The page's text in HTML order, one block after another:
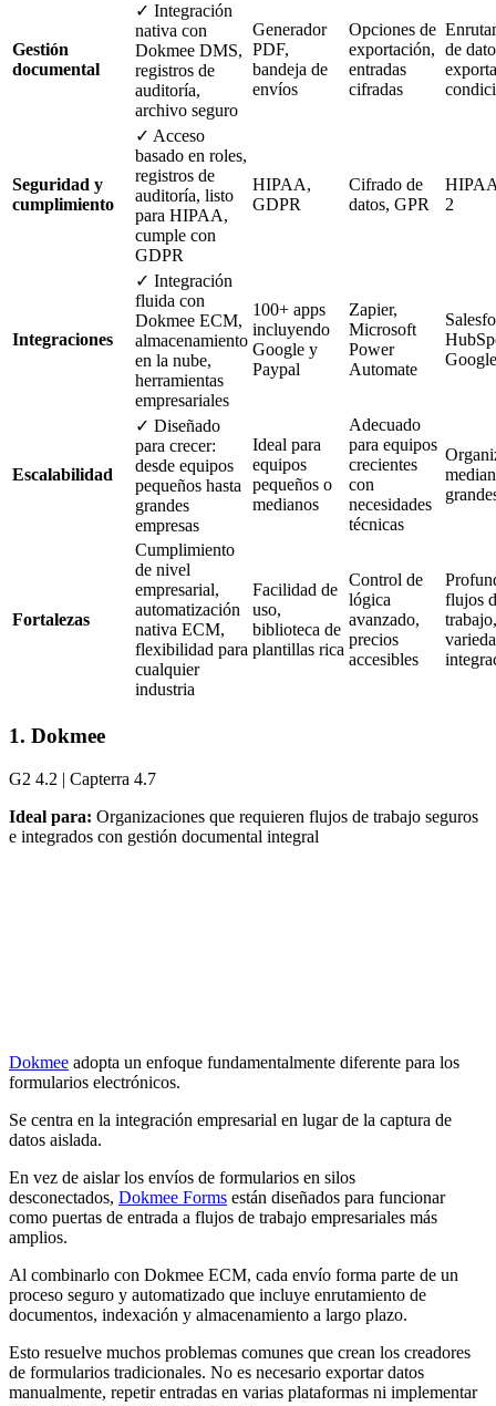
Gestión
documental
✓ Integración
nativa con
Dokmee DMS,
registros de
auditoría,
archivo seguro
Generador
PDF,
bandeja de
envíos
Opciones de
exportación,
entradas
cifradas
de
Seguridad y
cumplimiento
✓ Acceso
basado en roles,
registros de
auditoría, listo
para HIPAA,
cumple con
GDPR
HIPAA,
GDPR
Cifrado de
datos, GPR
2
Integraciones
✓ Integración
fluida con
Dokmee ECM,
almacenamiento
en la nube,
herramientas
empresariales
100+ apps
incluyendo
Google y
Paypal
Zapier,
Microsoft
Power
Automate
Escalabilidad
✓ Diseñado
para crecer:
desde equipos
pequeños hasta
grandes
empresas
Ideal para
equipos
pequeños o
medianos
Adecuado
para equipos
crecientes
con
necesidades
técnicas
Fortalezas
Cumplimiento
de nivel
empresarial,
automatización
nativa ECM,
flexibilidad para
cualquier
industria
Facilidad de
uso,
biblioteca de
plantillas rica
Control de
lógica
avanzado,
precios
accesibles
flujos
trabajo,
1. Dokmee
G2 4.2 | Capterra 4.7
Ideal para: Organizaciones que requieren flujos de trabajo seguros
e integrados con gestión documental integral
Dokmee adopta un enfoque fundamentalmente diferente para los
formularios electrónicos.
Se centra en la integración empresarial en lugar de la captura de
datos aislada.
En vez de aislar los envíos de formularios en silos
desconectados, Dokmee Forms están diseñados para funcionar
como puertas de entrada a flujos de trabajo empresariales más
amplios.
Al combinarlo con Dokmee ECM, cada envío forma parte de un
proceso seguro y automatizado que incluye enrutamiento de
documentos, indexación y almacenamiento a largo plazo.
Esto resuelve muchos problemas comunes que crean los creadores
de formularios tradicionales. No es necesario exportar datos
manualmente, repetir entradas en varias plataformas ni implementar